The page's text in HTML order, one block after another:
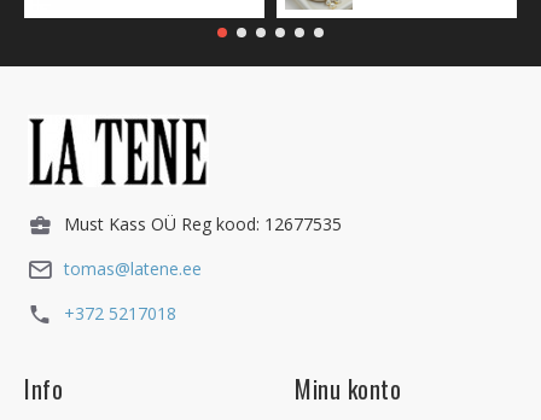
Must Kass OÜ Reg kood: 12677535
tomas@latene.ee
+372 5217018
Info Minu konto